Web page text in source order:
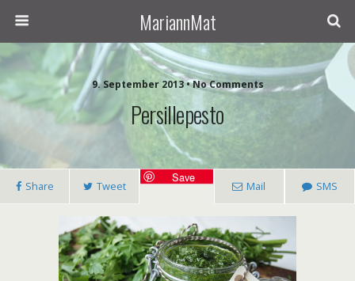
MariannMat
9. September 2013 • No Comments
Persillepesto
Share Tweet
Save
Mail SMS